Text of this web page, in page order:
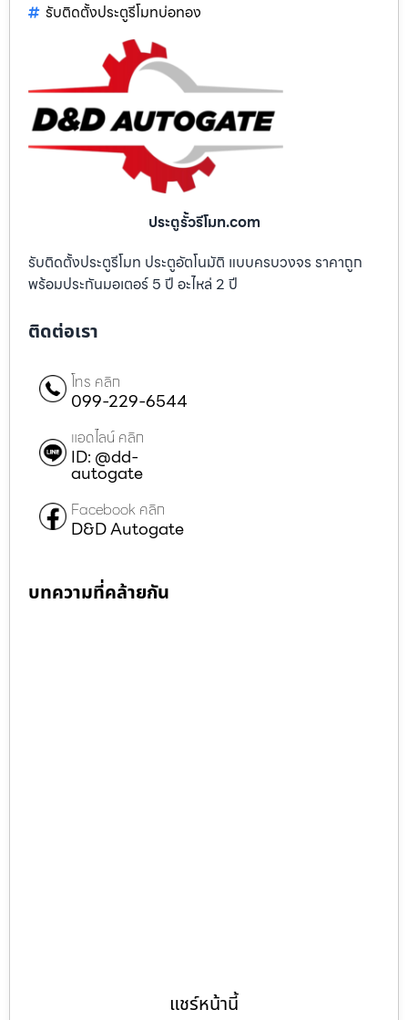
รับติดตั้งประตูรีโมทบ่อทอง
ประตูรั้วรีโมท.com
รับติดตั้งประตูรีโมท ประตูอัตโนมัติ แบบครบวงจร ราคาถูก
พร้อมประกันมอเตอร์ 5 ปี อะไหล่ 2 ปี
ติดต่อเรา
โทร คลิก
099-229-6544
แอดไลน์ คลิก
ID: @dd-
autogate
Facebook คลิก
D&D Autogate
บทความที่คล้ายกัน
แชร์หน้านี้